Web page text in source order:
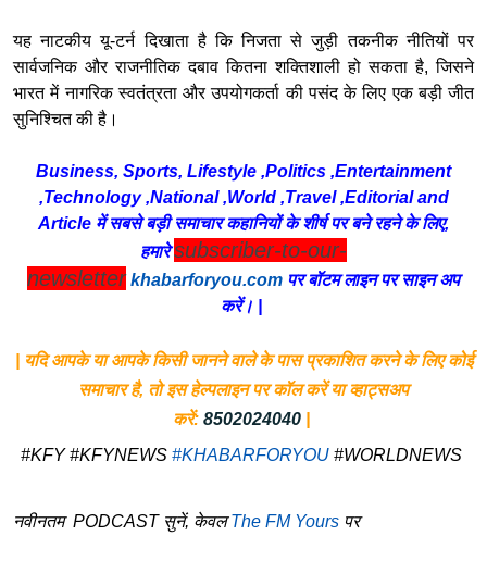
यह नाटकीय यू-टर्न दिखाता है कि निजता से जुड़ी तकनीक नीतियों पर
सार्वजनिक और राजनीतिक दबाव कितना शक्तिशाली हो सकता है, जिसने
भारत में नागरिक स्वतंत्रता और उपयोगकर्ता की पसंद के लिए एक बड़ी जीत
सुनिश्चित की है।
Business, Sports, Lifestyle ,Politics ,Entertainment
,Technology ,National ,World ,Travel ,Editorial and
Article में सबसे बड़ी समाचार कहानियों के शीर्ष पर बने रहने के लिए,
हमारेsubscriber-to-our-
newsletter khabarforyou.com पर बॉटम लाइन पर साइन अप
करें। |
| यदि आपके या आपके किसी जानने वाले के पास प्रकाशित करने के लिए कोई
समाचार है, तो इस हेल्पलाइन पर कॉल करें या व्हाट्सअप
करें: 8502024040
#KFY #KFYNEWS #KHABARFORYOU #WORLDNEWS
नवीनतम PODCAST सुनें, केवलThe FM Yours पर